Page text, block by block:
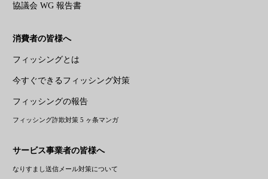
協議会 WG 報告書
消費者の皆様へ
フィッシングとは
今すぐできるフィッシング対策
フィッシングの報告
フィッシング詐欺対策 5 ヶ条マンガ
サービス事業者の皆様へ
なりすまし送信メール対策について